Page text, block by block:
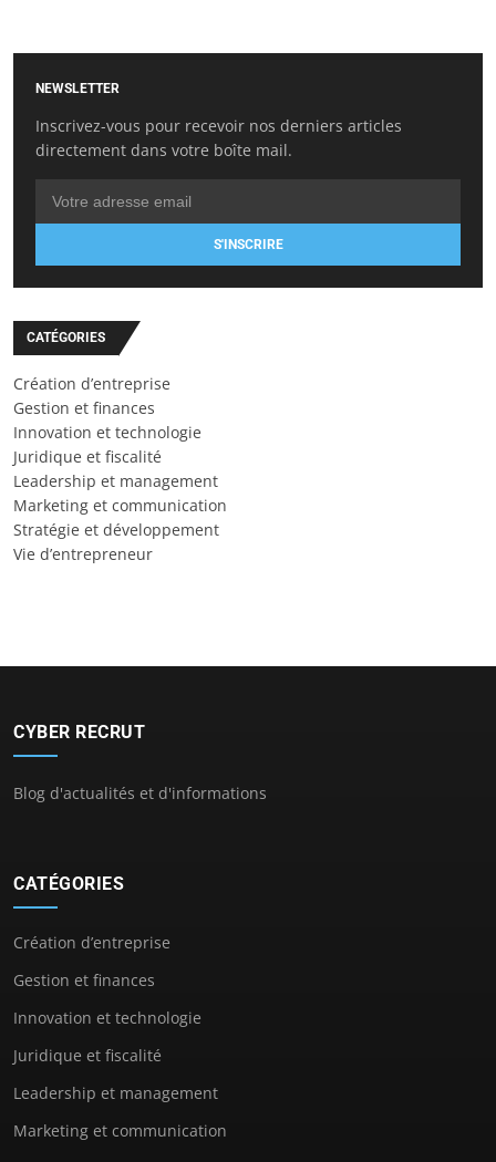
NEWSLETTER
Inscrivez-vous pour recevoir nos derniers articles
directement dans votre boîte mail.
S'INSCRIRE
CATÉGORIES
Création d’entreprise
Gestion et finances
Innovation et technologie
Juridique et fiscalité
Leadership et management
Marketing et communication
Stratégie et développement
Vie d’entrepreneur
CYBER RECRUT
Blog d'actualités et d'informations
CATÉGORIES
Création d’entreprise
Gestion et finances
Innovation et technologie
Juridique et fiscalité
Leadership et management
Marketing et communication